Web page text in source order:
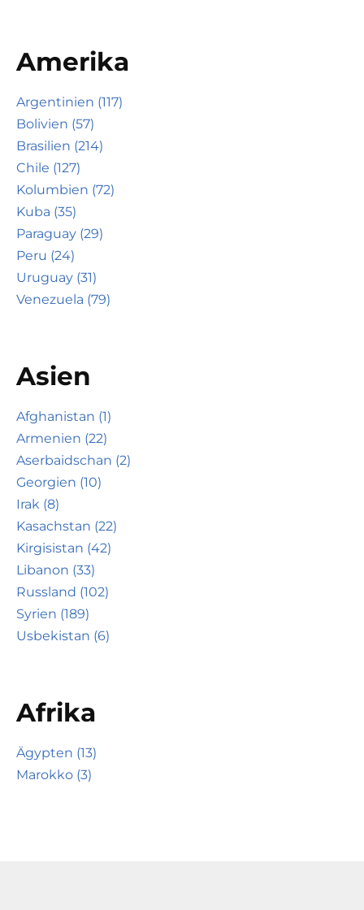
Amerika
Argentinien (117)
Bolivien (57)
Brasilien (214)
Chile (127)
Kolumbien (72)
Kuba (35)
Paraguay (29)
Peru (24)
Uruguay (31)
Venezuela (79)
Asien
Afghanistan (1)
Armenien (22)
Aserbaidschan (2)
Georgien (10)
Irak (8)
Kasachstan (22)
Kirgisistan (42)
Libanon (33)
Russland (102)
Syrien (189)
Usbekistan (6)
Afrika
Ägypten (13)
Marokko (3)